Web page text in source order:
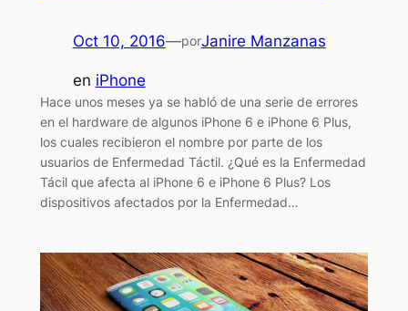
Oct 10, 2016—porJanire Manzanas
en iPhone
Hace unos meses ya se habló de una serie de errores
en el hardware de algunos iPhone 6 e iPhone 6 Plus,
los cuales recibieron el nombre por parte de los
usuarios de Enfermedad Táctil. ¿Qué es la Enfermedad
Tácil que afecta al iPhone 6 e iPhone 6 Plus? Los
dispositivos afectados por la Enfermedad…